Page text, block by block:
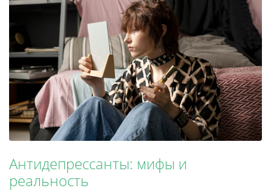
Антидепрессанты: мифы и
реальность